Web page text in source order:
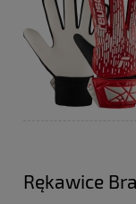
Rękawice